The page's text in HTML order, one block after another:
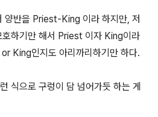
양반을 Priest-King 이라 하지만, 저
호하기만 해서 Priest 이자 King이라
King인지도 아리까리하기만 하다.
식으로 구렁이 담 넘어가듯 하는 게